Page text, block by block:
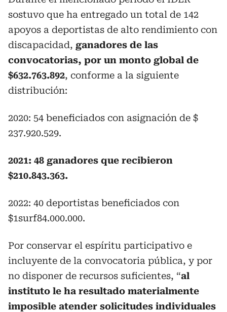
sostuvo que ha entregado un total de 142
apoyos a deportistas de alto rendimiento con
discapacidad, ganadores de las
convocatorias, por un monto global de
$632.763.892, conforme a la siguiente
distribución:
2020: 54 beneficiados con asignación de $
237.920.529.
2021: 48 ganadores que recibieron
$210.843.363.
2022: 40 deportistas beneficiados con
$1surf84.000.000.
Por conservar el espíritu participativo e
incluyente de la convocatoria pública, y por
no disponer de recursos suficientes, “al
instituto le ha resultado materialmente
imposible atender solicitudes individuales